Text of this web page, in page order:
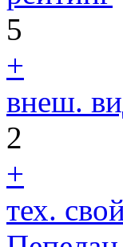
5
+
внеш.
2
+
тех.